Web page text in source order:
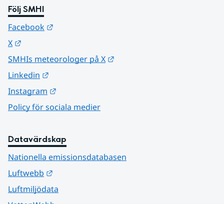
Följ SMHI
Facebook
X
SMHIs meteorologer på X
Linkedin
Instagram
Policy för sociala medier
Datavärdskap
Nationella emissionsdatabasen
Luftwebb
Luftmiljödata